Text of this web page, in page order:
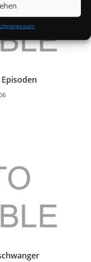
Impressum